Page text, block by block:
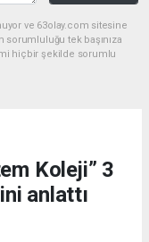
ve 63olay.com sitesine
sorumluluğu tek başınıza
hiçbir şekilde sorumlu
Koleji” 3
anlattı